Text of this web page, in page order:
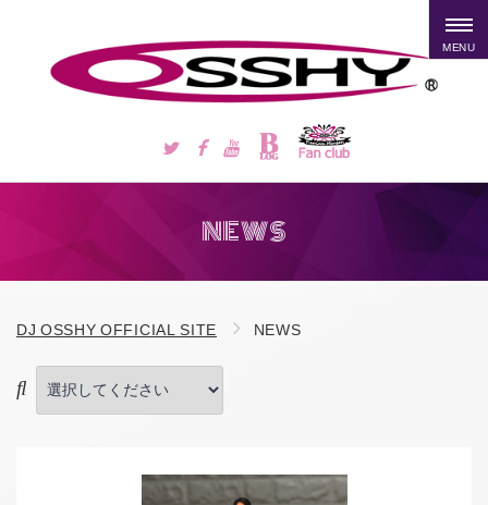
MENU
NEWS
DJ OSSHY OFFICIAL SITE NEWS